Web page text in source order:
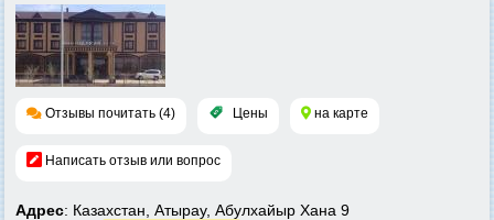
Отзывы почитать (4) Цены на карте
Написать отзыв или вопрос
Адрес: Казахстан, Атырау, Абулхайыр Хана 9